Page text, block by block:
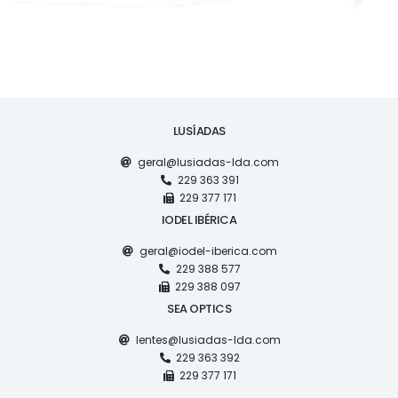
LUSÍADAS
geral@lusiadas-lda.com
229 363 391
229 377 171
IODEL IBÉRICA
geral@iodel-iberica.com
229 388 577
229 388 097
SEA OPTICS
lentes@lusiadas-lda.com
229 363 392
229 377 171